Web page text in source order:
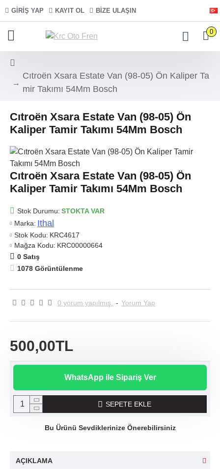
GIRIŞ YAP KAYIT OL BIZE ULAŞIN
0
Cıtroën Xsara Estate Van (98-05) Ön Kaliper Ta
mir Takımı 54Mm Bosch
Cıtroën Xsara Estate Van (98-05) Ön
Kaliper Tamir Takımı 54Mm Bosch
Cıtroën Xsara Estate Van (98-05) Ön
Kaliper Tamir Takımı 54Mm Bosch
Stok Durumu: STOKTA VAR
Marka: Ithal
Stok Kodu: KRC4617
Mağza Kodu: KRC00000664
0 Satış
1078 Görüntülenme
0 yorum yapılmış. - Yorum Yap
500,00TL
WhatsApp ile Sipariş Ver
SEPETE EKLE
Bu Ürünü Sevdiklerinize Önerebilirsiniz
AÇIKLAMA